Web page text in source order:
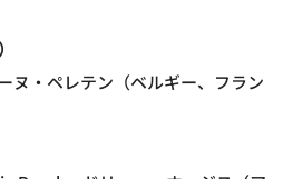
ヌ・ペレテン（ベルギー、フラン